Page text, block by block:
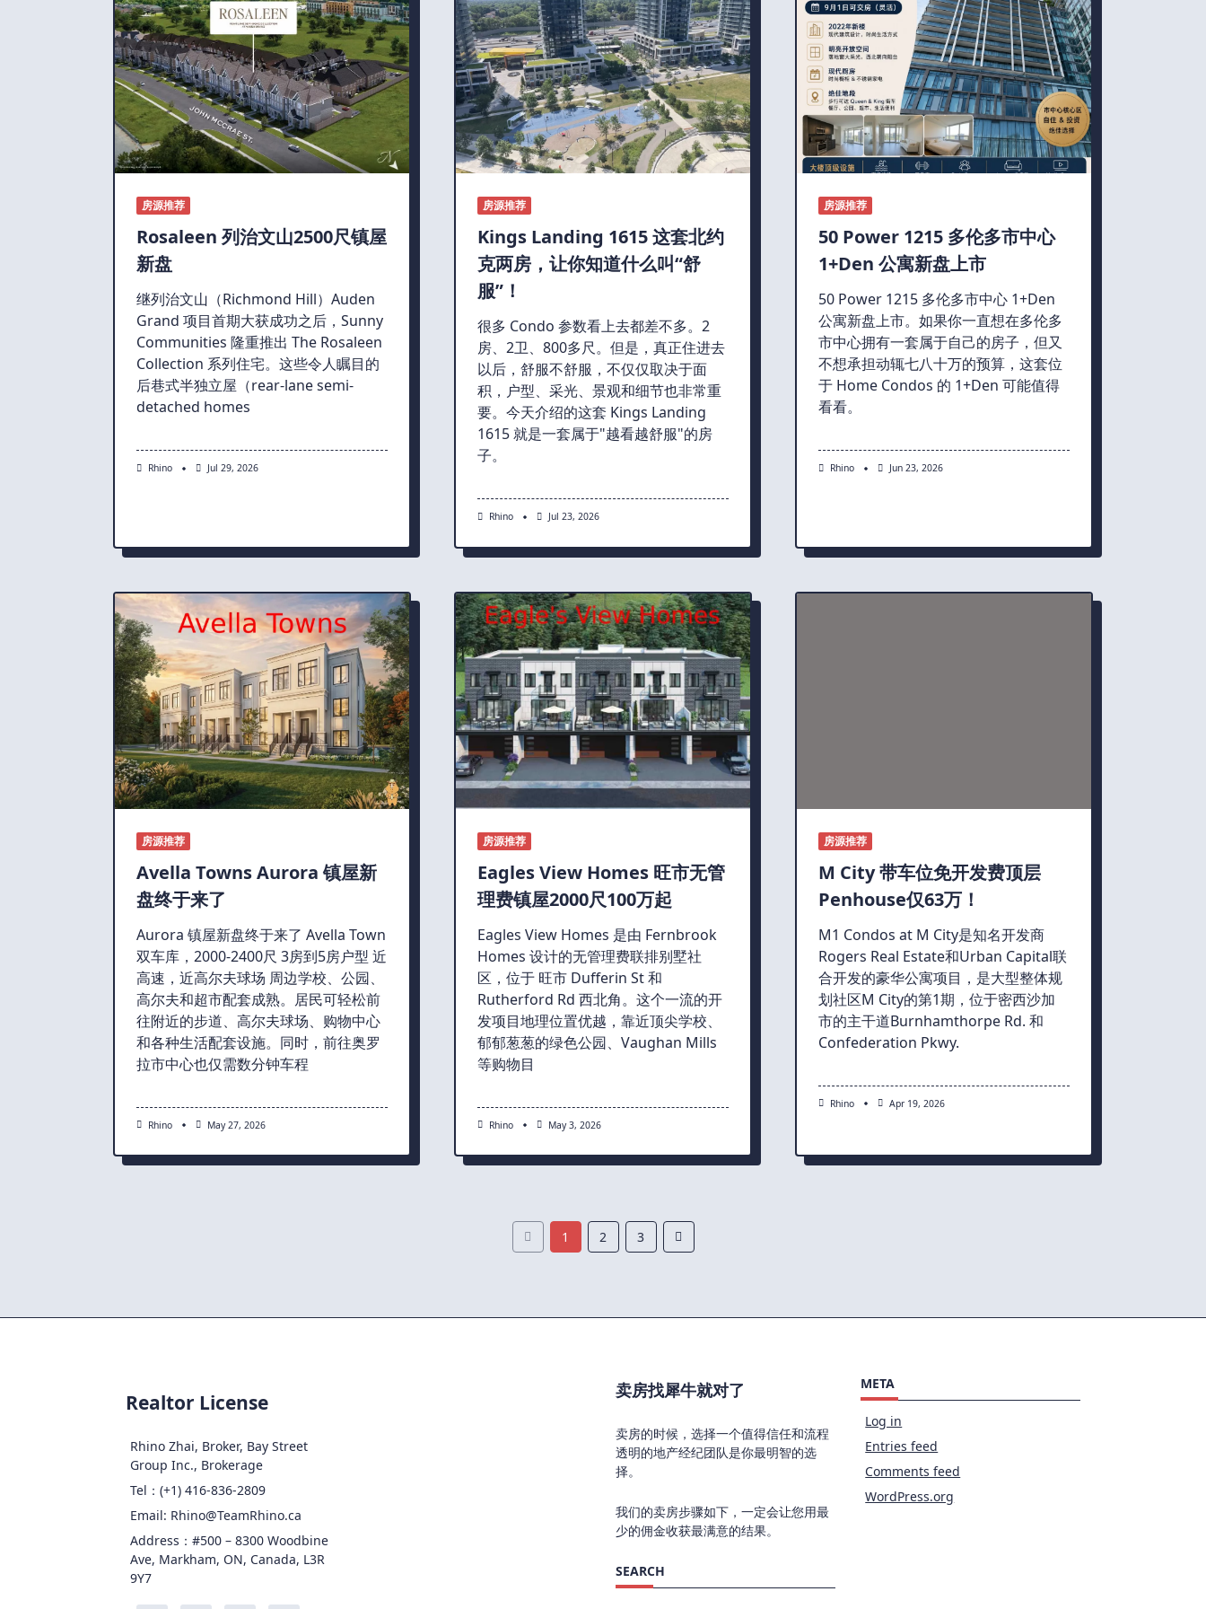
房源推荐
Rosaleen 列治文山2500尺镇屋
新盘
继列治文山（Richmond Hill）Auden
Grand 项目首期大获成功之后，Sunny
Communities 隆重推出 The Rosaleen
Collection 系列住宅。这些令人瞩目的
后巷式半独立屋（rear-lane semi-
detached homes
Rhino Jul 29, 2026
房源推荐
Kings Landing 1615 这套北约
克两房，让你知道什么叫“舒
服”！
很多 Condo 参数看上去都差不多。2
房、2卫、800多尺。但是，真正住进去
以后，舒服不舒服，不仅仅取决于面
积，户型、采光、景观和细节也非常重
要。今天介绍的这套 Kings Landing
1615 就是一套属于"越看越舒服"的房
子。
Rhino Jul 23, 2026
房源推荐
50 Power 1215 多伦多市中心
1+Den 公寓新盘上市
50 Power 1215 多伦多市中心 1+Den
公寓新盘上市。如果你一直想在多伦多
市中心拥有一套属于自己的房子，但又
不想承担动辄七八十万的预算，这套位
于 Home Condos 的 1+Den 可能值得
看看。
Rhino Jun 23, 2026
房源推荐
Avella Towns Aurora 镇屋新
盘终于来了
Aurora 镇屋新盘终于来了 Avella Town
双车库，2000-2400尺 3房到5房户型 近
高速，近高尔夫球场 周边学校、公园、
高尔夫和超市配套成熟。居民可轻松前
往附近的步道、高尔夫球场、购物中心
和各种生活配套设施。同时，前往奥罗
拉市中心也仅需数分钟车程
Rhino May 27, 2026
房源推荐
Eagles View Homes 旺市无管
理费镇屋2000尺100万起
Eagles View Homes 是由 Fernbrook
Homes 设计的无管理费联排别墅社
区，位于 旺市 Dufferin St 和
Rutherford Rd 西北角。这个一流的开
发项目地理位置优越，靠近顶尖学校、
郁郁葱葱的绿色公园、Vaughan Mills
等购物目
Rhino May 3, 2026
房源推荐
M City 带车位免开发费顶层
Penhouse仅63万！
M1 Condos at M City是知名开发商
Rogers Real Estate和Urban Capital联
合开发的豪华公寓项目，是大型整体规
划社区M City的第1期，位于密西沙加
市的主干道Burnhamthorpe Rd. 和
Confederation Pkwy.
Rhino Apr 19, 2026
1 2 3
Realtor License
Rhino Zhai, Broker, Bay Street
Group Inc., Brokerage
Tel：(+1) 416-836-2809
Email: Rhino@TeamRhino.ca
Address：#500 – 8300 Woodbine
Ave, Markham, ON, Canada, L3R
9Y7
卖房找犀牛就对了
卖房的时候，选择一个值得信任和流程
透明的地产经纪团队是你最明智的选
择。
我们的卖房步骤如下，一定会让您用最
少的佣金收获最满意的结果。
SEARCH
META
Log in
Entries feed
Comments feed
WordPress.org